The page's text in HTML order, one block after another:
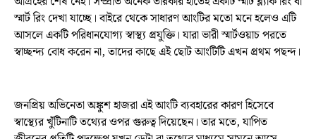
স্মার্ট রিং দেখা যাচ্ছে। বাইরে থেকে সাধারণ আংটির মতো মনে হলেও এটি
আসলে একটি পরিধানযোগ্য স্বাস্থ্য প্রযুক্তি। যারা ভারী স্মার্টওয়াচ পরতে
স্বাচ্ছন্দ্য বোধ করেন না, তাদের কাছে এই ছোট আংটিটি এখন প্রথম পছন্দ।
জনপ্রিয় অভিনেতা অঙ্কুশ হাজরা এই আংটি ব্যবহারের কারণ হিসেবে
স্বাস্থ্যের খুঁটিনাটি তথ্যের ওপর গুরুত্ব দিয়েছেন। তার মতে, যাপিত